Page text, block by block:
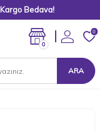
Kargo Bedava!
ARA
0
0